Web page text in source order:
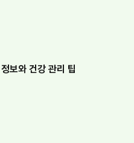
보와 건강 관리 팁